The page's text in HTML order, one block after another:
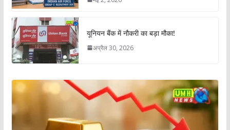
यूनियन बैंक में नौकरी का बड़ा मौका!
अप्रैल 30, 2026